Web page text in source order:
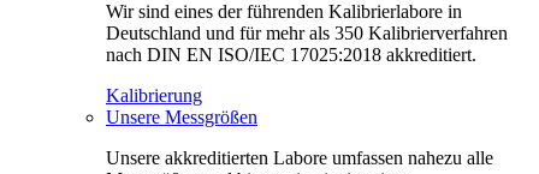
Wir sind eines der führenden Kalibrierlabore in
Deutschland und für mehr als 350 Kalibrierverfahren
nach DIN EN ISO/IEC 17025:2018 akkreditiert.
Kalibrierung
Unsere Messgrößen
Unsere akkreditierten Labore umfassen nahezu alle